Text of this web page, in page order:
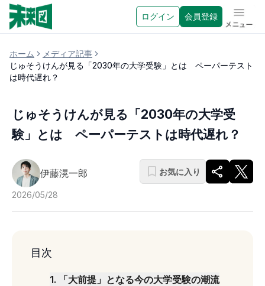
ログイン 会員登録 メニュ
ホーム
メディア記事
じゅそうけんが見る「2030年の大学受験」とは ペーパーテスト
は時代遅れ？
じゅそうけんが見る「2030年の大学受
験」とは ペーパーテストは時代遅れ？
伊藤滉一郎
2026/05/28
お気に入り
目次
1. 「大前提」となる今の大学受験の潮流